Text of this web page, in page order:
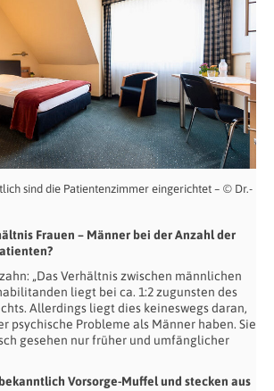
sind die Patientenzimmer eingerichtet – © Dr.-
Frauen – Männer bei der Anzahl der
„Das Verhältnis zwischen männlichen
liegt bei ca. 1:2 zugunsten des
Allerdings liegt dies keineswegs daran,
psychische Probleme als Männer haben. Sie
gesehen nur früher und umfänglicher
Vorsorge-Muffel und stecken aus